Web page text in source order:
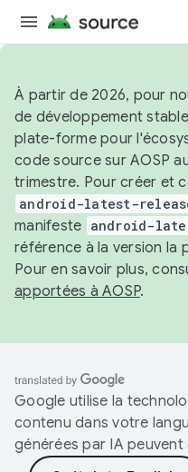
À partir de 2026, pour
de développement
plate-forme pour
code source sur AOSP
trimestre. Pour créer et
android-latest-
manifeste android-
référence à la version la
Pour en savoir plus,
apportées à AOSP.
Google utilise la
contenu dans votre
générées par IA